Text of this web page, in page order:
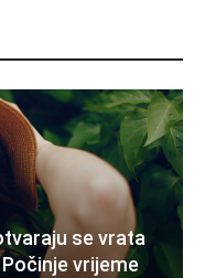
se vrata
vrijeme